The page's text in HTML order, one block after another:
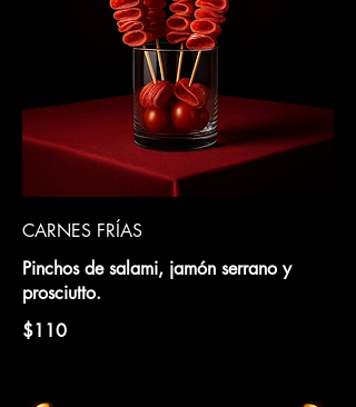
CARNES FRÍAS
Pinchos de salami, jamón serrano y
prosciutto.
$110